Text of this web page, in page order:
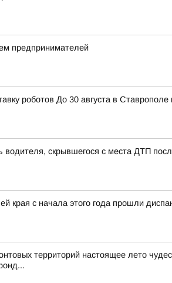
предпринимателей
роботов До 30 августа в Ставрополе
водителя, скрывшегося с места ДТП
с начала этого года прошли
территорий настоящее лето